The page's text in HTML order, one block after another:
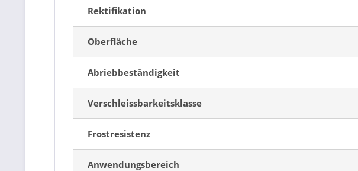
Rektifikation
Oberfläche
Abriebbeständigkeit
Verschleissbarkeitsklasse
Frostresistenz
Anwendungsbereich